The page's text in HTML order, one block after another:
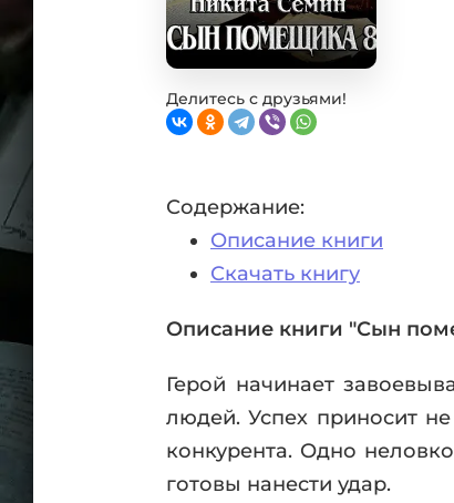
Делитесь с друзьями!
Содержание:
Описание книги
Скачать книгу
Описание книги "Сын
Герой начинает
людей. Успех приносит
конкурента. Одно
готовы нанести удар.